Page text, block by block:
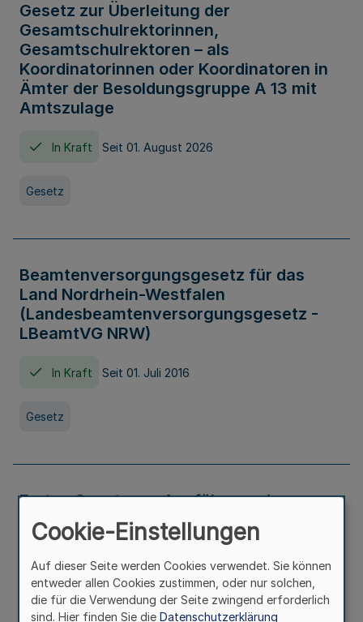
Gesetz zur Überleitung der
Gesamtschulrektorinnen,
Gesamtschulrektoren – als
Koordinatorinnen oder Koordinatoren in
Ämter der Besoldungsgruppe A 13 mit
Amtszulage
In Kraft Seit 01. August 2026
Gesetz
Beamtenversorgungsgesetz für das
Land Nordrhein-Westfalen
(Landesbeamtenversorgungsgesetz -
LBeamtVG NRW)
In Kraft Seit 01. Juli 2016
Gesetz
Erstes Gesetz zur Ausführung des
Kinder- und Jugendhilfegesetzes - AG -
KJHG -
In Kraft Seit 01. Januar 1991
Cookie-Einstellungen
Auf dieser Seite werden Cookies verwendet. Sie können
entweder allen Cookies zustimmen, oder nur solchen,
die für die Verwendung der Seite zwingend erforderlich
sind. Hier finden Sie die Datenschutzerklärung